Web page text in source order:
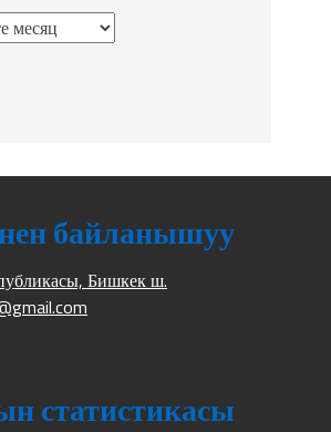
байланышуу
Бишкек ш.
статистикасы